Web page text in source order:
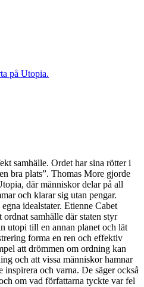
samhälle. Ordet har sina rötter i
bra plats”. Thomas More gjorde
där människor delar på all
och klarar sig utan pengar.
idealstater. Etienne Cabet
samhälle där staten styr
utopi till en annan planet och lät
forma en ren och effektiv
att drömmen om ordning kan
och att vissa människor hamnar
och varna. De säger också
om vad författarna tyckte var fel